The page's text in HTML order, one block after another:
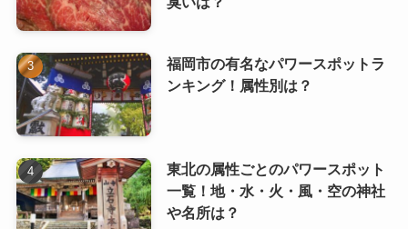
福岡市の有名なパワースポットラ
ンキング！属性別は？
東北の属性ごとのパワースポット
一覧！地・水・火・風・空の神社
や名所は？